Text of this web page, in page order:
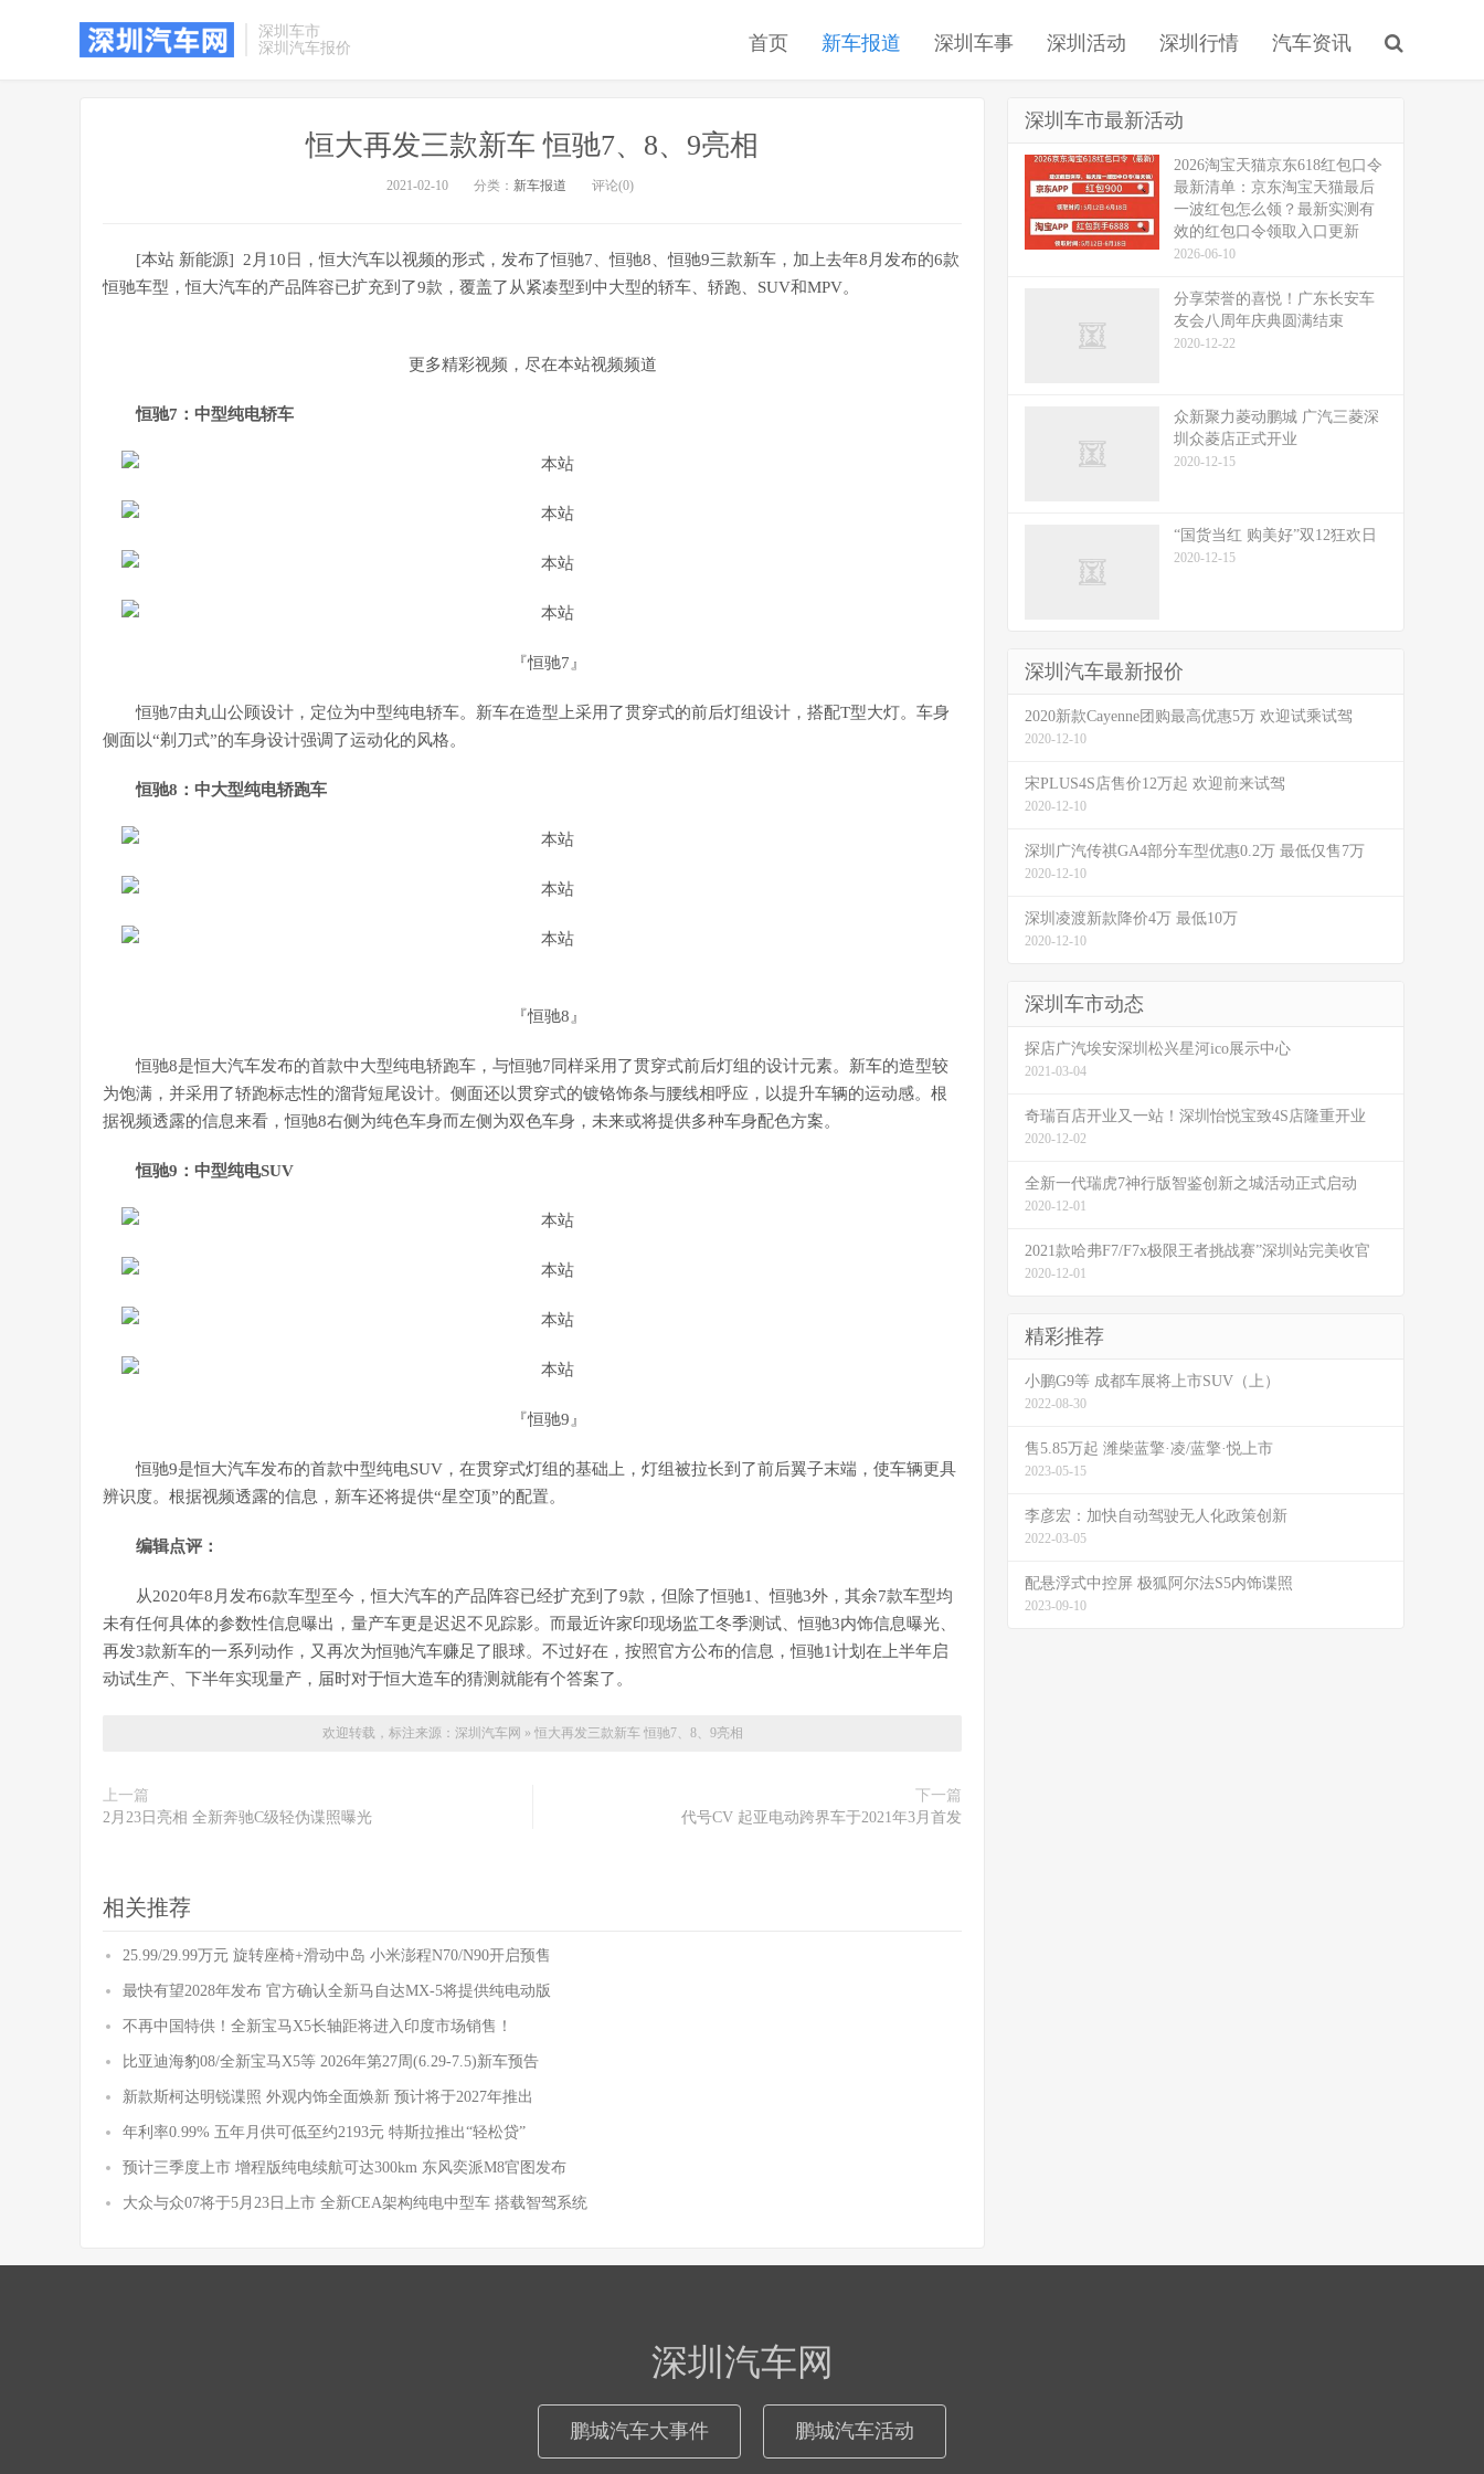
深圳车市
深圳汽车报价
首页 新车报道 深圳车事 深圳活动 深圳行情 汽车资讯
恒大再发三款新车 恒驰7、8、9亮相
2021-02-10 分类： 新车报道 评论(0)
[本站 新能源] 2月10日，恒大汽车以视频的形式，发布了恒驰7、恒驰8、恒驰9三款新车，加上去年8月发布的6款
恒驰车型，恒大汽车的产品阵容已扩充到了9款，覆盖了从紧凑型到中大型的轿车、轿跑、SUV和MPV。
更多精彩视频，尽在本站视频频道
恒驰7：中型纯电轿车
『恒驰7』
恒驰7由丸山公顾设计，定位为中型纯电轿车。新车在造型上采用了贯穿式的前后灯组设计，搭配T型大灯。车身
侧面以“剃刀式”的车身设计强调了运动化的风格。
恒驰8：中大型纯电轿跑车
『恒驰8』
恒驰8是恒大汽车发布的首款中大型纯电轿跑车，与恒驰7同样采用了贯穿式前后灯组的设计元素。新车的造型较
为饱满，并采用了轿跑标志性的溜背短尾设计。侧面还以贯穿式的镀铬饰条与腰线相呼应，以提升车辆的运动感。根
据视频透露的信息来看，恒驰8右侧为纯色车身而左侧为双色车身，未来或将提供多种车身配色方案。
恒驰9：中型纯电SUV
『恒驰9』
恒驰9是恒大汽车发布的首款中型纯电SUV，在贯穿式灯组的基础上，灯组被拉长到了前后翼子末端，使车辆更具
辨识度。根据视频透露的信息，新车还将提供“星空顶”的配置。
编辑点评：
从2020年8月发布6款车型至今，恒大汽车的产品阵容已经扩充到了9款，但除了恒驰1、恒驰3外，其余7款车型均
未有任何具体的参数性信息曝出，量产车更是迟迟不见踪影。而最近许家印现场监工冬季测试、恒驰3内饰信息曝光、
再发3款新车的一系列动作，又再次为恒驰汽车赚足了眼球。不过好在，按照官方公布的信息，恒驰1计划在上半年启
动试生产、下半年实现量产，届时对于恒大造车的猜测就能有个答案了。
欢迎转载，标注来源： 深圳汽车网 » 恒大再发三款新车 恒驰7、8、9亮相
上一篇
2月23日亮相 全新奔驰C级轻伪谍照曝光
下一篇
代号CV 起亚电动跨界车于2021年3月首发
相关推荐
25.99/29.99万元 旋转座椅+滑动中岛 小米澎程N70/N90开启预售
最快有望2028年发布 官方确认全新马自达MX-5将提供纯电动版
不再中国特供！全新宝马X5长轴距将进入印度市场销售！
比亚迪海豹08/全新宝马X5等 2026年第27周(6.29-7.5)新车预告
新款斯柯达明锐谍照 外观内饰全面焕新 预计将于2027年推出
年利率0.99% 五年月供可低至约2193元 特斯拉推出“轻松贷”
预计三季度上市 增程版纯电续航可达300km 东风奕派M8官图发布
大众与众07将于5月23日上市 全新CEA架构纯电中型车 搭载智驾系统
深圳车市最新活动
2026淘宝天猫京东618红包口令
最新清单：京东淘宝天猫最后
一波红包怎么领？最新实测有
效的红包口令领取入口更新
2026-06-10
分享荣誉的喜悦！广东长安车
友会八周年庆典圆满结束
2020-12-22
众新聚力菱动鹏城 广汽三菱深
圳众菱店正式开业
2020-12-15
“国货当红 购美好”双12狂欢日
2020-12-15
深圳汽车最新报价
2020新款Cayenne团购最高优惠5万 欢迎试乘试驾
2020-12-10
宋PLUS4S店售价12万起 欢迎前来试驾
2020-12-10
深圳广汽传祺GA4部分车型优惠0.2万 最低仅售7万
2020-12-10
深圳凌渡新款降价4万 最低10万
2020-12-10
深圳车市动态
探店广汽埃安深圳松兴星河ico展示中心
2021-03-04
奇瑞百店开业又一站！深圳怡悦宝致4S店隆重开业
2020-12-02
全新一代瑞虎7神行版智鉴创新之城活动正式启动
2020-12-01
2021款哈弗F7/F7x极限王者挑战赛”深圳站完美收官
2020-12-01
精彩推荐
小鹏G9等 成都车展将上市SUV（上）
2022-08-30
售5.85万起 潍柴蓝擎·凌/蓝擎·悦上市
2023-05-15
李彦宏：加快自动驾驶无人化政策创新
2022-03-05
配悬浮式中控屏 极狐阿尔法S5内饰谍照
2023-09-10
深圳汽车网
鹏城汽车大事件 鹏城汽车活动